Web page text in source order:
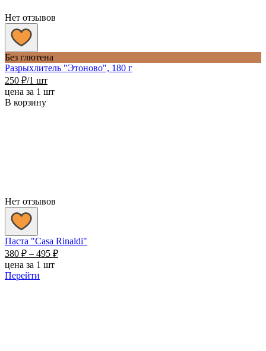
Нет отзывов
Без глютена
Разрыхлитель "Этоново", 180 г
250 ₽/1 шт
цена за 1 шт
В корзину
Нет отзывов
Паста "Casa Rinaldi"
380 ₽ – 495 ₽Диапазон
цена за 1 шт
Перейти